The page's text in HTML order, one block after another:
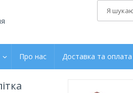
Про нас Доставка та оплата